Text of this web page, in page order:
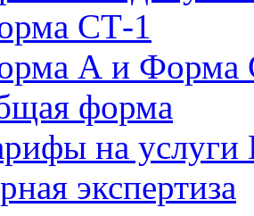
СТ-1
А и Форма
форма
на
экспертиза